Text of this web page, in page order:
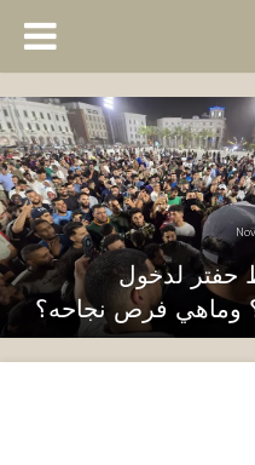
لدخول
وماهي فرص نجاحه؟